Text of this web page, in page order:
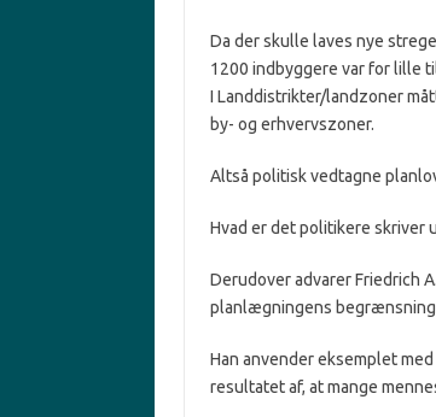
Da der skulle laves nye
1200 indbyggere var for lille
I Landdistrikter/landzoner
by- og erhvervszoner.
Altså politisk vedtagne
Hvad er det politikere skriver
Derudover advarer Friedrich
planlægningens
Han anvender eksemplet
resultatet af, at mange